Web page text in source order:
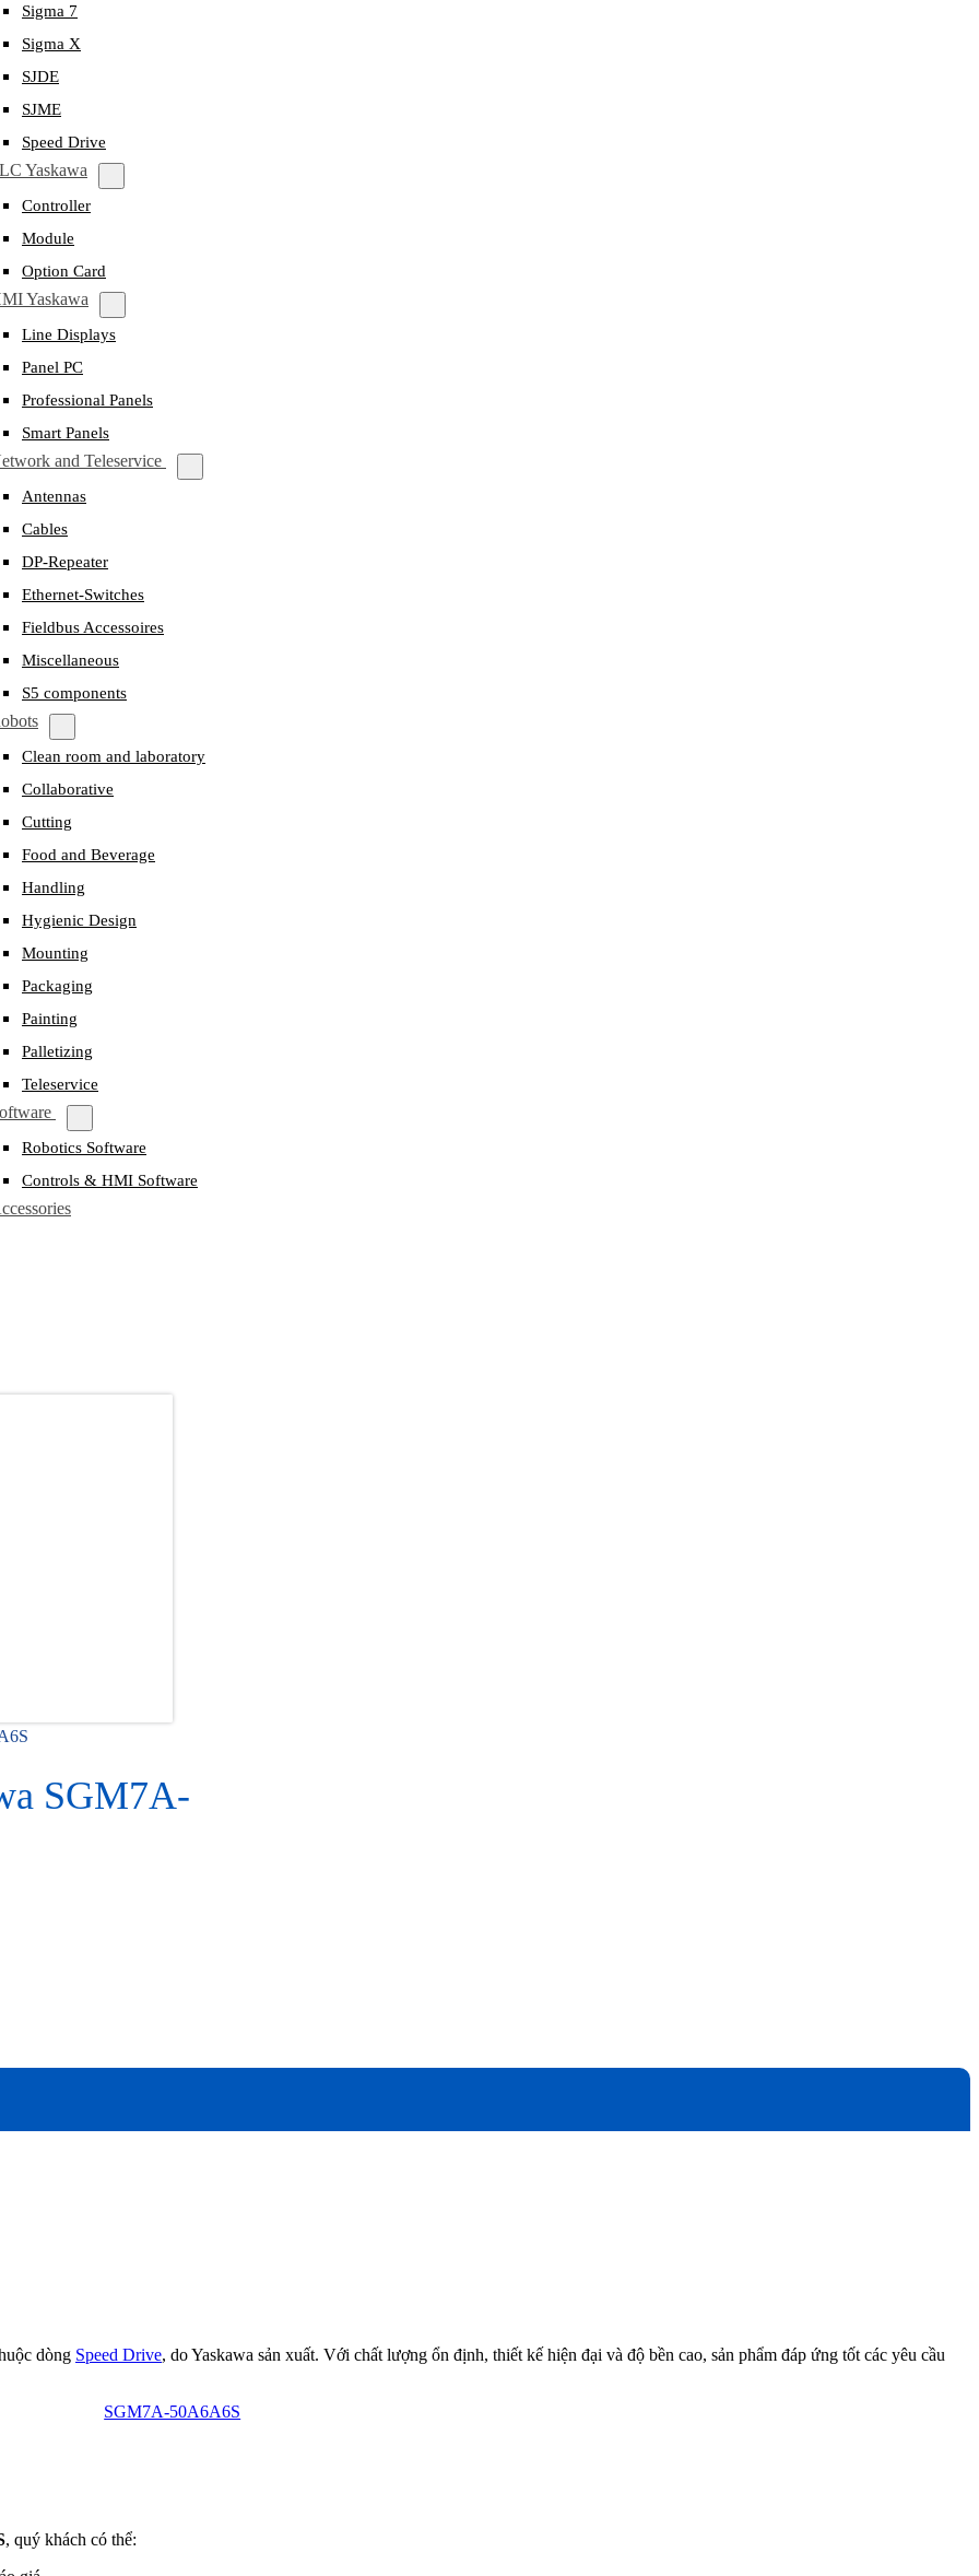
Sigma 7
Sigma X
SJDE
SJME
Speed Drive
Yaskawa
Controller
Module
Option Card
Yaskawa
Line Displays
Panel PC
Professional Panels
Smart Panels
and Teleservice
Antennas
Cables
DP-Repeater
Ethernet-Switches
Fieldbus Accessoires
Miscellaneous
S5 components
Clean room and laboratory
Collaborative
Cutting
Food and Beverage
Handling
Hygienic Design
Mounting
Packaging
Painting
Palletizing
Teleservice
Robotics Software
Controls & HMI Software
SGM7A-
dòng Speed Drive, do Yaskawa sản xuất. Với chất lượng ổn định, thiết kế hiện đại và độ bền cao, sản phẩm đáp ứng tốt các yêu cầu
SGM7A-50A6A6S
, quý khách có thể: